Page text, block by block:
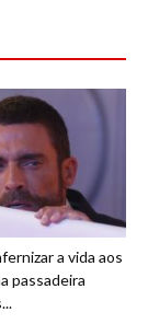
a vida aos
passadeira